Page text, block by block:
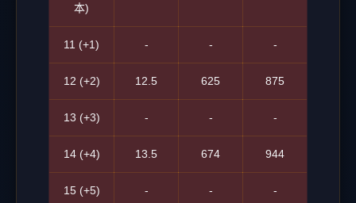
本)
11 (+1) - - -
12 (+2) 12.5 625 875
13 (+3) - - -
14 (+4) 13.5 674 944
15 (+5) - - -